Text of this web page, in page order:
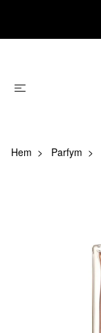
Hem Parfym